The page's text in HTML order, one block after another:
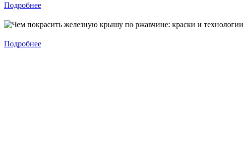
Подробнее
Подробнее